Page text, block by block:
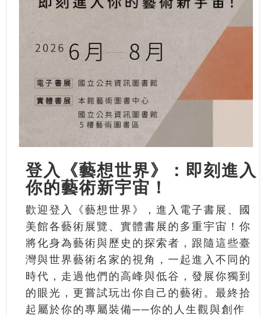
登入《藝想世界》：即刻進入
你的藝術新宇宙！
歡迎登入《藝想世界》，進入電子書展、國
美館各藝術展覽、實體書展的多重宇宙！你
將化身為藝術與歷史的探索者，跟隨這些臺
灣與世界藝術名家的視角，一起進入不同的
時代，走過他們的高峰與低谷，發展你獨到
的眼光，更嘗試玩出你自己的藝術。最終拾
起屬於你的專屬裝備──你的人生觀與創作